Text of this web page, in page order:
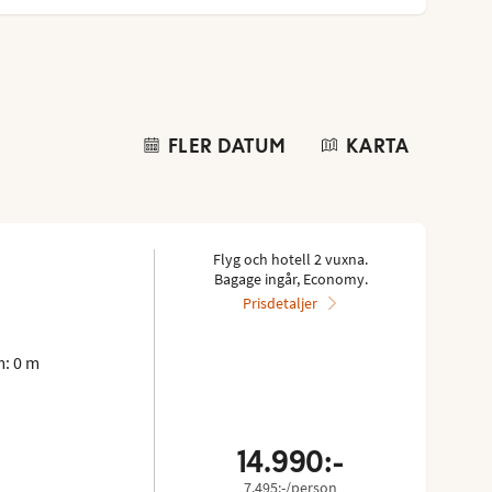
FLER DATUM KARTA
0 m
Flyg och hotell 2 vuxna.
Bagage ingår, Economy.
Prisdetaljer
14.990:-
7.495:-/person